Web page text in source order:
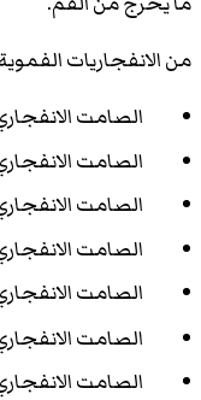
من الانفجاريات
الصامت
الصامت
الصامت
الصامت
الصامت
الصامت
الصامت